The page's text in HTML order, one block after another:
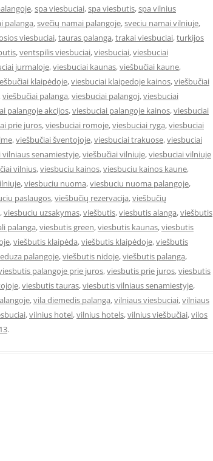
,spa viesbuciai,spa viesbutis,spa vilnius
palanga,svečių namai palangoje,sveciu namai vilniuje,
viesbuciai,tauras palanga,trakai viesbuciai,turkijos
,ventspilis viesbuciai,viesbuciai,viesbuciai
jurmaloje,viesbuciai kaunas,viešbučiai kaune,
klaipėdoje,viesbuciai klaipedoje kainos,viešbučiai
,viešbučiai palanga,viesbuciai palangoj,viesbuciai
palangoje akcijos,viesbuciai palangoje kainos,viesbuciai
prie juros,viesbuciai romoje,viesbuciai ryga,viesbuciai
,viešbučiai šventojoje,viesbuciai trakuose,viesbuciai
vilniaus senamiestyje,viešbučiai vilniuje,viesbuciai vilniuje
vilnius,viesbuciu kainos,viesbuciu kainos kaune,
,viesbuciu nuoma,viesbuciu nuoma palangoje,
paslaugos,viešbučių rezervacija,viešbučių
,viesbuciu uzsakymas,viešbutis,viesbutis alanga,viešbutis
palanga,viesbutis green,viesbutis kaunas,viesbutis
,viešbutis klaipėda,viešbutis klaipėdoje,viešbutis
palangoje,viešbutis nidoje,viešbutis palanga,
palangoje prie juros,viesbutis prie juros,viesbutis
,viesbutis tauras,viesbutis vilniaus senamiestyje,
,vila diemedis palanga,vilniaus viesbuciai,vilniaus
,vilnius hotel,vilnius hotels,vilnius viešbučiai,vilos
.